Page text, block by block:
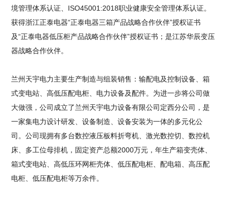
境管理体系认证、ISO45001:2018职业健康安全管理体系认证。
获得浙江正泰电器“正泰电器三箱产品战略合作伙伴”授权证书
及“正泰电器低压柜产品战略合作伙伴”授权证书；是江苏华辰变压
器战略合作伙伴。
兰州天宇电力主要生产制造与组装销售：输配电及控制设备、箱
式变电站、高低压配电柜、电力设备及配件。为进一步将公司做
大做强，公司成立了兰州天宇电力设备有限公司定西分公司，是
一家集电力设计研发、设备制造、设备安装为一体的多元化公
司。公司现拥有多台数控液压板料折弯机、激光数控切、数控机
床、多工位母排机，固定资产总额2000万元，年生产箱变壳体、
箱式变电站、高低压环网柜壳体、低压配电柜、配电箱、高压配
电柜、低压配电柜等万余件。